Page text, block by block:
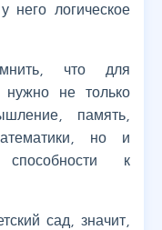
него логическое
что для
нужно не только
память,
но и
способности к
сад, значит,